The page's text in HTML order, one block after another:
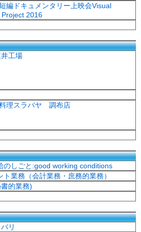
編ドキュメンタリー上映会Visual
2016
工場
理スラバヤ 調布店
しごと:good working conditions
業務（会計業務・庶務的業務）
的業務)
リ